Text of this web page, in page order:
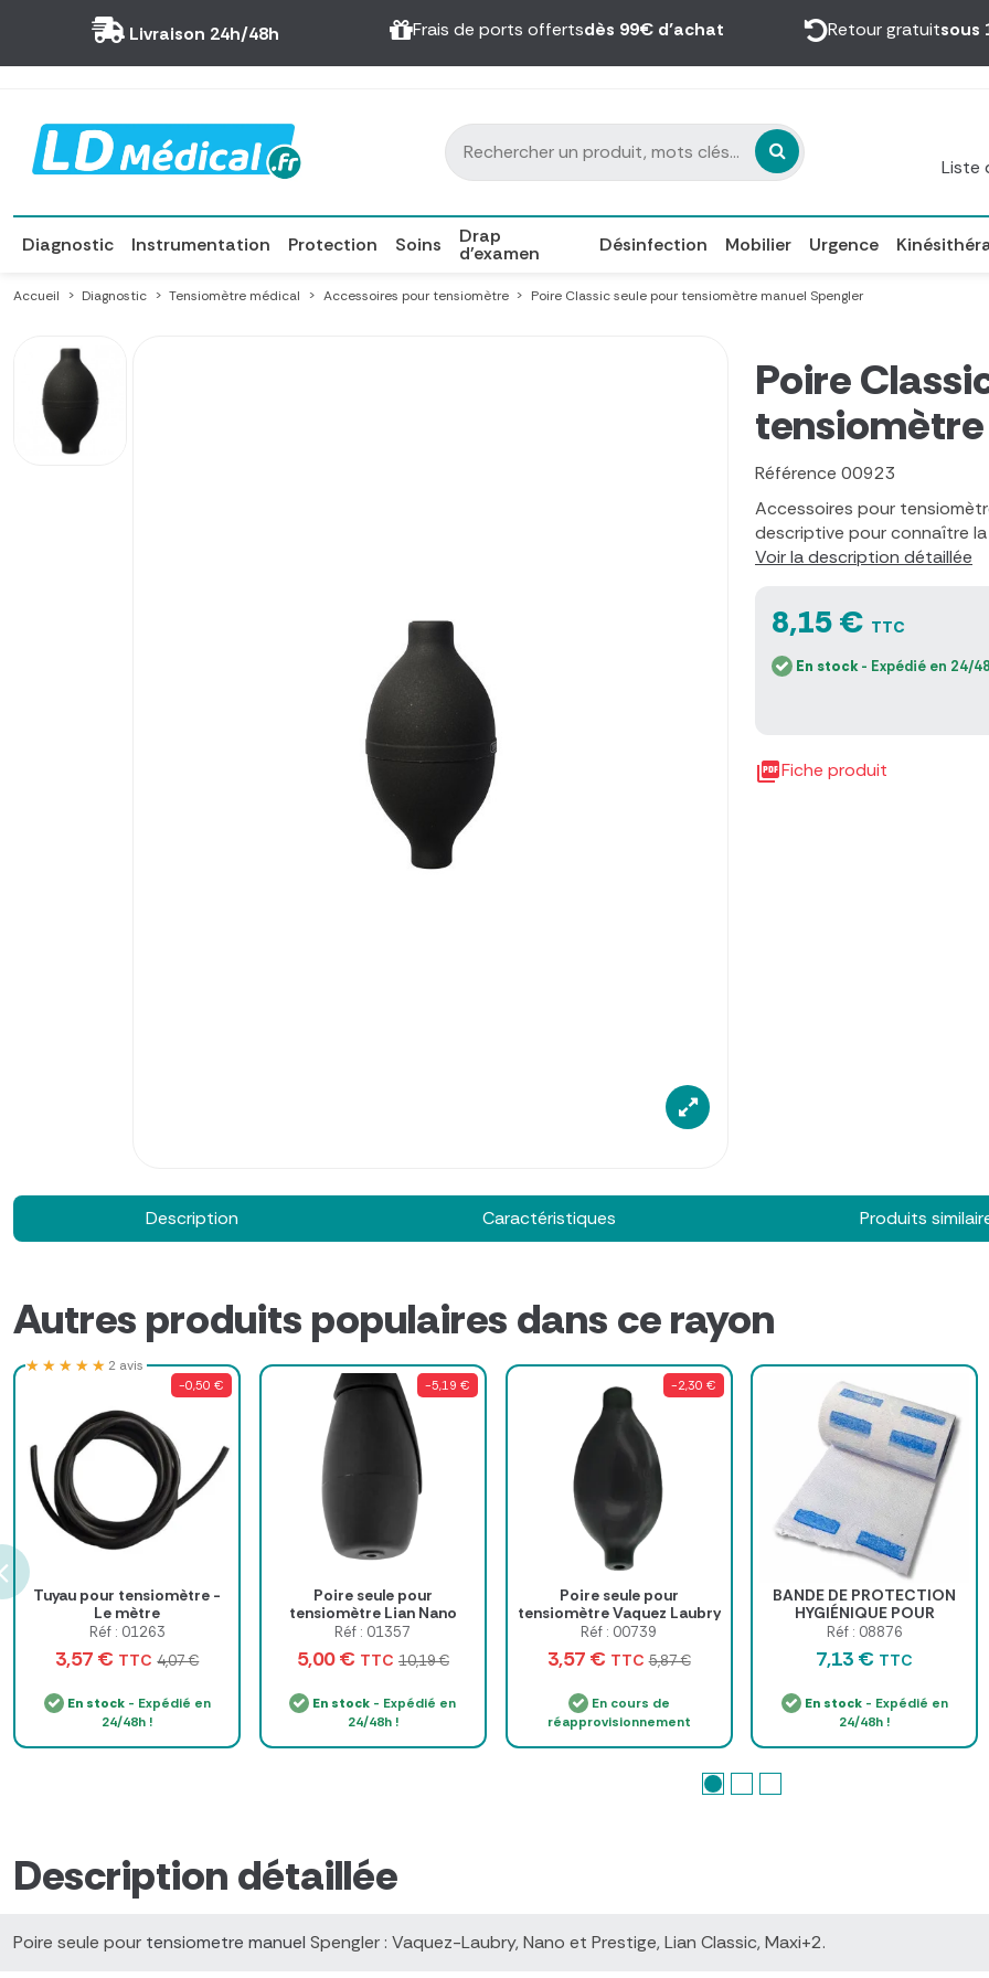
Livraison 24h/48h Frais de ports offertsdès 99€ d’achat Retour gratuitsous
Liste
Diagnostic Instrumentation Protection Soins Drap
d'examen Désinfection Mobilier Urgence
Accueil Diagnostic Tensiomètre médical Accessoires pour tensiomètre Poire Classic seule pour tensiomètre manuel Spengler
Poire
Référence 00923
Accessoires pour
descriptive pour connaître
Voir la description détaillée
8,15 € TTC
En stock- Expédié en 24/
Fiche produit
Description Caractéristiques Produits
Autres produits populaires dans ce rayon
-0,50 €
Tuyau pour tensiomètre -
Le mètre
Réf : 01263
★★★★★
★★★★★ 2 avis
3,57 € TTC 4,07 €
En stock- Expédié en
24/48h !
-5,19 €
Poire seule pour
tensiomètre Lian Nano
Spengler
Réf : 01357
5,00 € TTC 10,19 €
En stock - Expédié en
24/48h !
-2,30 €
Poire seule pour
tensiomètre Vaquez Laubry
Skipper Spengler
Réf : 00739
3,57 € TTC 5,87 €
En cours de
réapprovisionnement
BANDE DE PROTECTION
HYGIÉNIQUE POUR
TENSIOMÈTRE 1M4
EXTENSIBLE - 240 x 140
mm
Réf : 08876
7,13 € TTC
En stock- Expédié en
24/48h !
Description détaillée
Poire seule pour tensiometre manuel Spengler : Vaquez-Laubry, Nano et Prestige, Lian Classic, Maxi+2.
Panneau de gestion des cookies